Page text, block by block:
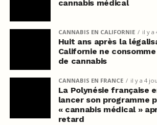
cannabis médical
CANNABIS EN CALIFORNIE il y a
Huit ans après la
Californie ne
de cannabis
CANNABIS EN FRANCE il y a 4
La Polynésie française
lancer son programme
« cannabis médical »
retard